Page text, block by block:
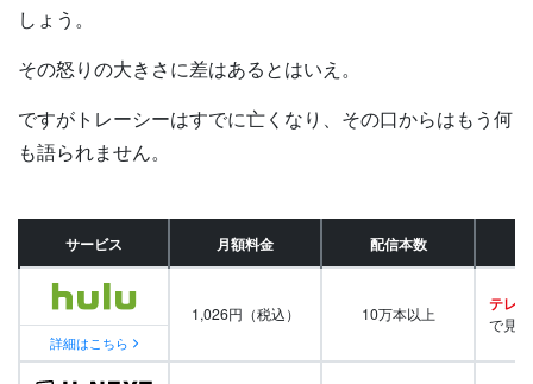
しょう。
その怒りの大きさに差はあるとはいえ。
ですがトレーシーはすでに亡くなり、その口からはもう何
も語られません。
サービス 月額料金 配信本数
詳細はこちら
1,026円（税込） 10万本以上 テレビ
で見